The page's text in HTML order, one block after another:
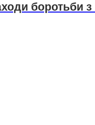
боротьби